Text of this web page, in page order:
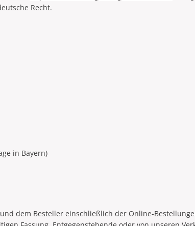
Recht.
in Bayern)
dem Besteller einschließlich der Online-